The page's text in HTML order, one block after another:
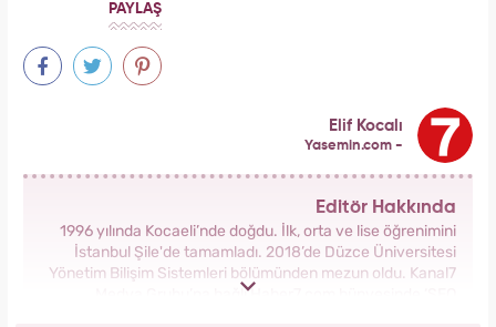
PAYLAŞ
Elif Kocalı
Yasemin.com -
Editör Hakkında
1996 yılında Kocaeli’nde doğdu. İlk, orta ve lise öğrenimini
İstanbul Şile'de tamamladı. 2018’de Düzce Üniversitesi
Yönetim Bilişim Sistemleri bölümünden mezun oldu. Kanal7
Medya Grubu’na bağlı Haber7.com bünyesinde ‘SEO